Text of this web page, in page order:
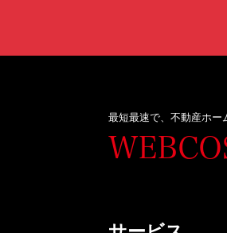
最短最速で、不動産ホー